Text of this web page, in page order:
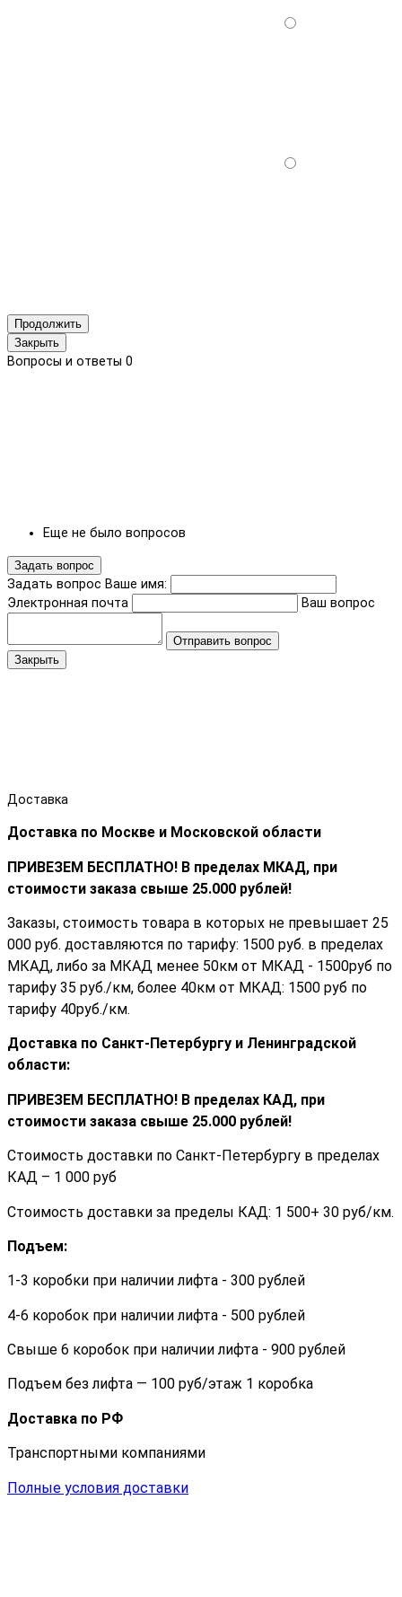
Продолжить
Закрыть
Вопросы и ответы 0
Еще не было вопросов
Задать вопрос
Задать вопрос Ваше имя:
Электронная почта
Ваш вопрос
Отправить вопрос
Закрыть
Доставка
Доставка по Москве и Московской области
ПРИВЕЗЕМ БЕСПЛАТНО! В пределах МКАД, при
стоимости заказа cвыше 25.000 рублей!
Заказы, стоимость товара в которых не превышает 25
000 руб. доставляются по тарифу: 1500 руб. в пределах
МКАД, либо за МКАД менее 50км от МКАД - 1500руб по
тарифу 35 руб./км, более 40км от МКАД: 1500 руб по
тарифу 40руб./км.
Доставка по Санкт-Петербургу и Ленинградской
области:
ПРИВЕЗЕМ БЕСПЛАТНО! В пределах КАД, при
стоимости заказа cвыше 25.000 рублей!
Стоимость доставки по Санкт-Петербургу в пределах
КАД – 1 000 руб
Стоимость доставки за пределы КАД: 1 500+ 30 руб/км.
Подъем:
1-3 коробки при наличии лифта - 300 рублей
4-6 коробок при наличии лифта - 500 рублей
Свыше 6 коробок при наличии лифта - 900 рублей
Подъем без лифта — 100 руб/этаж 1 коробка
Доставка по РФ
Транспортными компаниями
Полные условия доставки